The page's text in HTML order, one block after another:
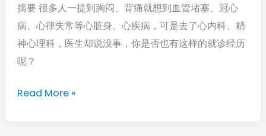
摘要 很多人一提到胸闷、背痛就想到血管堵塞、冠心
病、心律失常等心脏身、心疾病，可是去了心内科、精
神心理科，医生却说没事，你是否也有这样的就诊经历
呢？
的
胸
闷/
背
Read More »